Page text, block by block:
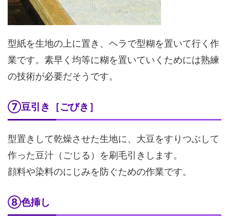
型紙を生地の上に置き、ヘラで型糊を置いて行く作
業です。素早く均等に糊を置いていくためには熟練
の技術が必要だそうです。
⑦豆引き［ごびき］
型置きして乾燥させた生地に、大豆をすりつぶして
作った豆汁（ごじる）を刷毛引きします。
顔料や染料のにじみを防ぐための作業です。
⑧色挿し